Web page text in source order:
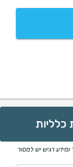
כלליות
ומידע רגיש יש למסור